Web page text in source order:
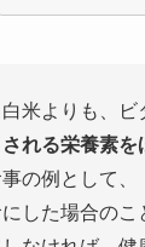
米よりも、ビ
れる栄養素を
の例として
した場合の